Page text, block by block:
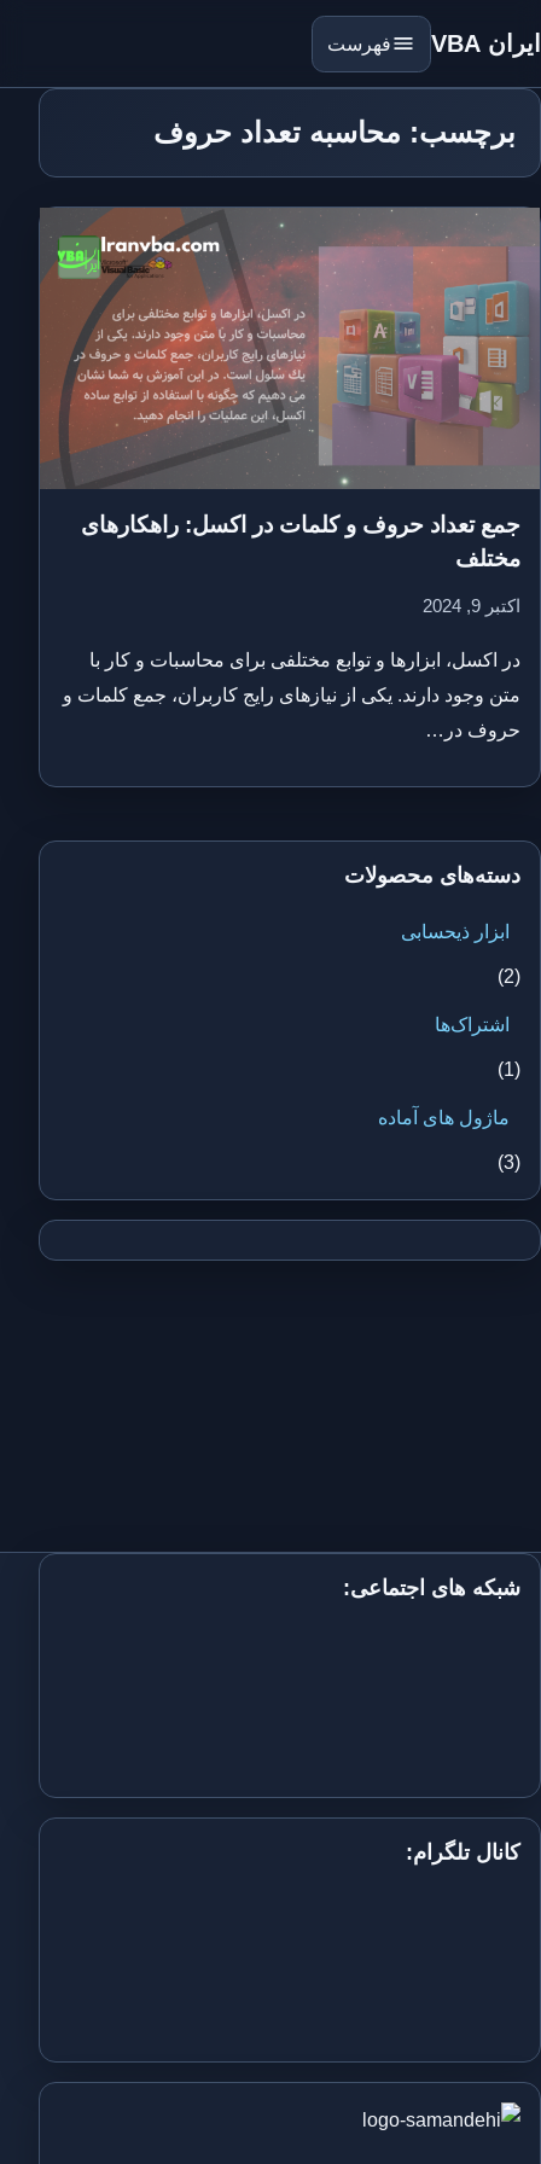
ایران VBA فهرست
برچسب: محاسبه تعداد حروف
جمع تعداد حروف و کلمات در اکسل: راهکارهای
مختلف
اکتبر 9, 2024
در اکسل، ابزارها و توابع مختلفی برای محاسبات و کار با
متن وجود دارند. یکی از نیازهای رایج کاربران، جمع کلمات و
حروف در…
دسته‌های محصولات
ابزار ذیحسابی
(2)
اشتراک‌ها
(1)
ماژول های آماده
(3)
شبکه های اجتماعی:
کانال تلگرام: